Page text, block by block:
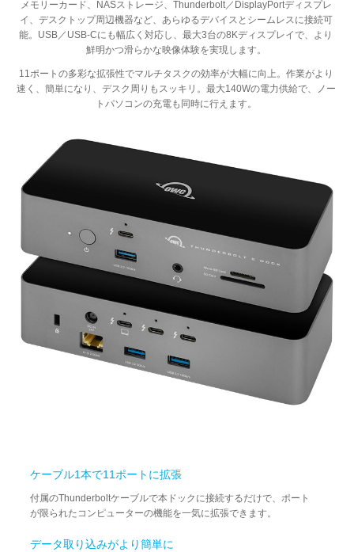
メモリーカード、NASストレージ、Thunderbolt／DisplayPortディスプレ
イ、デスクトップ周辺機器など、あらゆるデバイスとシームレスに接続可
能。USB／USB-Cにも幅広く対応し、最大3台の8Kディスプレイで、より
鮮明かつ滑らかな映像体験を実現します。
11ポートの多彩な拡張性でマルチタスクの効率が大幅に向上。作業がより
速く、簡単になり、デスク周りもスッキリ。最大140Wの電力供給で、ノー
トパソコンの充電も同時に行えます。
ケーブル1本で11ポートに拡張
付属のThunderboltケーブルで本ドックに接続するだけで、ポート
が限られたコンピューターの機能を一気に拡張できます。
データ取り込みがより簡単に